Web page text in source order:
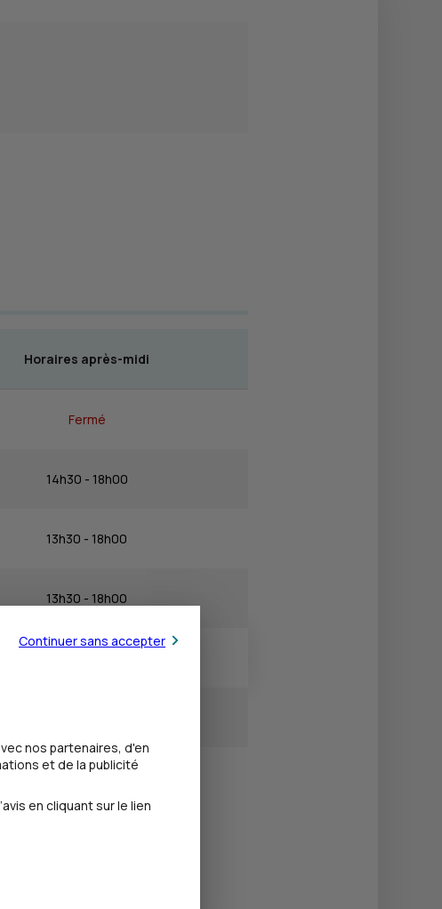
Horaires après-midi
Fermé
14h30 - 18h00
13h30 - 18h00
13h30 - 18h00
Fermé
Continuer sans accepter
nos partenaires, d'en
et de la publicité
en cliquant sur le lien